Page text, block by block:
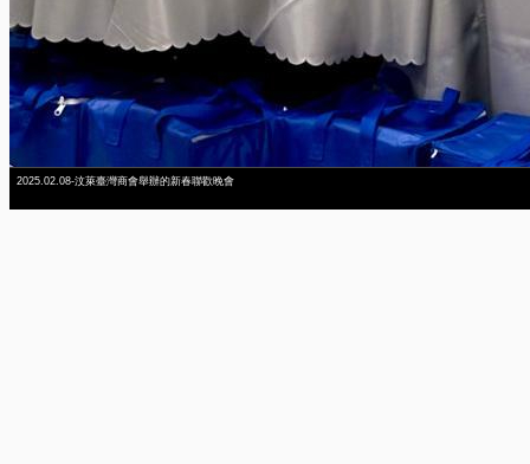
2025.02.08-汶萊臺灣商會舉辦的新春聯歡晚會